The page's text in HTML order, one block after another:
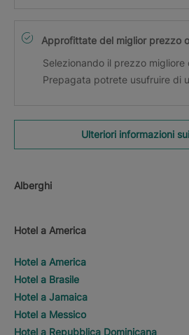
Approfittate del miglior prezzo
Selezionando il prezzo migliore
Prepagata potrete usufruire di
Ulteriori informazioni
Alberghi
Hotel a America
Hotel a America
Hotel a Brasile
Hotel a Jamaica
Hotel a Messico
Hotel a Repubblica Dominicana